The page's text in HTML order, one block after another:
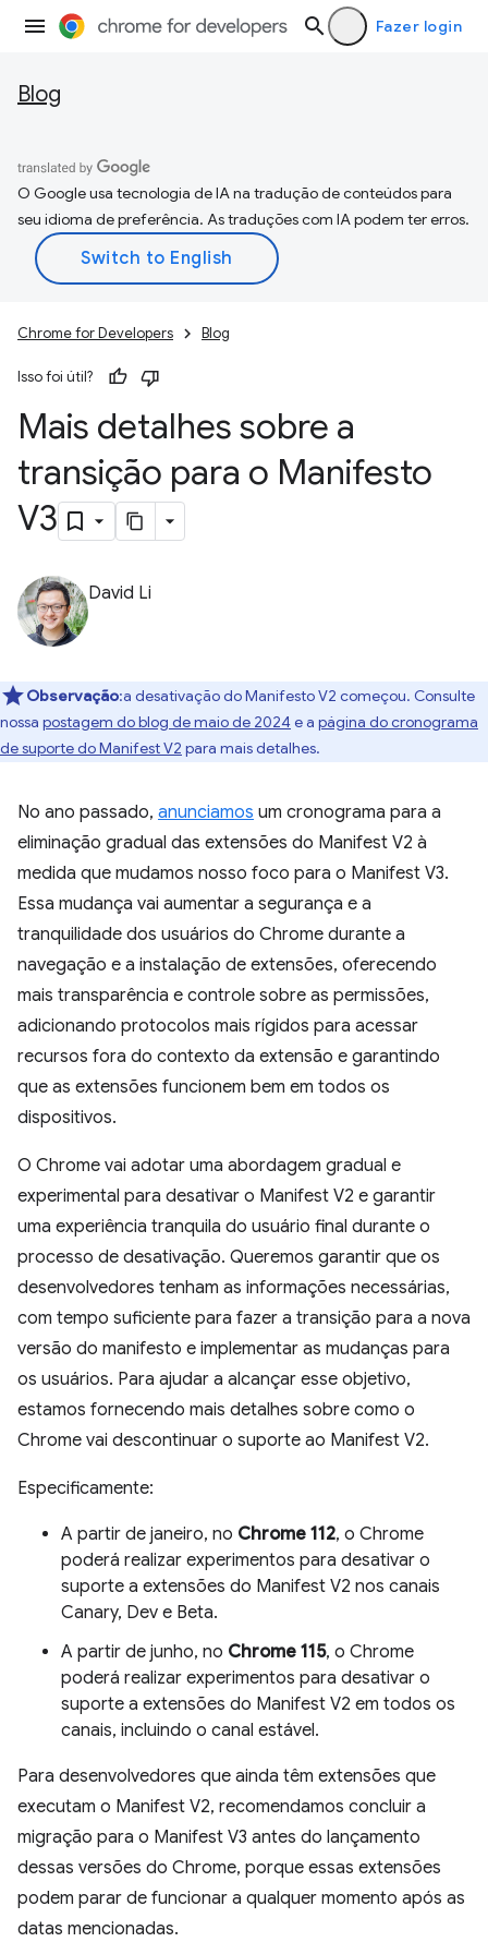
Fazer login
Blog
O Google usa tecnologia de IA na tradução de conteúdos para
seu idioma de preferência. As traduções com IA podem ter erros.
Chrome for Developers Blog
Isso foi útil?
Mais detalhes sobre a
transição para o Manifesto
V3
David Li
Observação:a desativação do Manifesto V2 começou. Consulte
nossa postagem do blog de maio de 2024e a página do cronograma
de suporte do Manifest V2 para mais detalhes.
No ano passado, anunciamos um cronograma para a
eliminação gradual das extensões do Manifest V2 à
medida que mudamos nosso foco para o Manifest V3.
Essa mudança vai aumentar a segurança e a
tranquilidade dos usuários do Chrome durante a
navegação e a instalação de extensões, oferecendo
mais transparência e controle sobre as permissões,
adicionando protocolos mais rígidos para acessar
recursos fora do contexto da extensão e garantindo
que as extensões funcionem bem em todos os
dispositivos.
O Chrome vai adotar uma abordagem gradual e
experimental para desativar o Manifest V2 e garantir
uma experiência tranquila do usuário final durante o
processo de desativação. Queremos garantir que os
desenvolvedores tenham as informações necessárias,
com tempo suficiente para fazer a transição para a nova
versão do manifesto e implementar as mudanças para
os usuários. Para ajudar a alcançar esse objetivo,
estamos fornecendo mais detalhes sobre como o
Chrome vai descontinuar o suporte ao Manifest V2.
Especificamente:
A partir de janeiro, no Chrome 112, o Chrome
poderá realizar experimentos para desativar o
suporte a extensões do Manifest V2 nos canais
Canary, Dev e Beta.
A partir de junho, no Chrome 115, o Chrome
poderá realizar experimentos para desativar o
suporte a extensões do Manifest V2 em todos os
canais, incluindo o canal estável.
Para desenvolvedores que ainda têm extensões que
executam o Manifest V2, recomendamos concluir a
migração para o Manifest V3 antes do lançamento
dessas versões do Chrome, porque essas extensões
podem parar de funcionar a qualquer momento após as
datas mencionadas.